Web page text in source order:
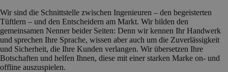
Wir sind die Schnittstelle zwischen Ingenieuren – den begeisterten
Tüftlern – und den Entscheidern am Markt. Wir bilden den
gemeinsamen Nenner beider Seiten: Denn wir kennen Ihr Handwerk
und sprechen Ihre Sprache, wissen aber auch um die Zuverlässigkeit
und Sicherheit, die Ihre Kunden verlangen. Wir übersetzen Ihre
Botschaften und helfen Ihnen, diese mit einer starken Marke on- und
offline auszuspielen.